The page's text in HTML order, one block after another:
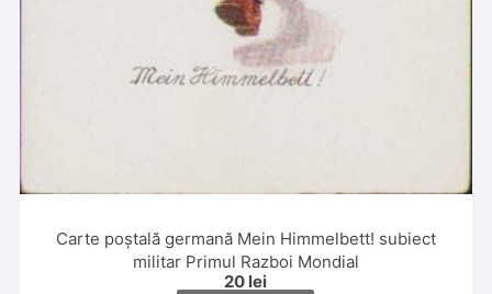
Carte poștală germană Mein Himmelbett! subiect
militar Primul Razboi Mondial
20 lei